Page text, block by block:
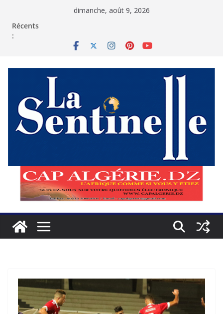
dimanche, août 9, 2026
Récents
: